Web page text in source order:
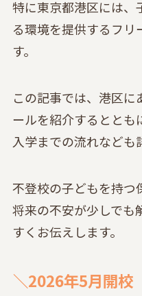
特に東京都港区には、
る環境を提供するフリ
す。
この記事では、港区に
ールを紹介するととも
入学までの流れなども
不登校の子どもを持つ
将来の不安が少しでも
すくお伝えします。
＼2026年5月開